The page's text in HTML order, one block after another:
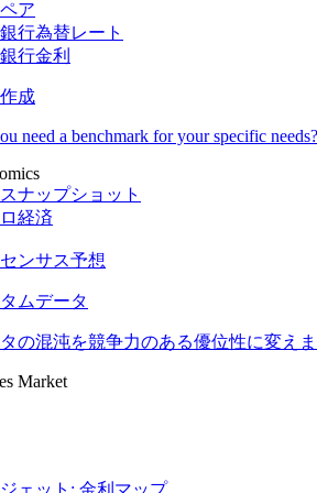
ア
行為替レート
行金利
成
need a benchmark for your specific needs?
ナップショット
経済
ンサス予想
ムデータ
の混沌を競争力のある優位性に変え
Market
ェット: 金利マップ